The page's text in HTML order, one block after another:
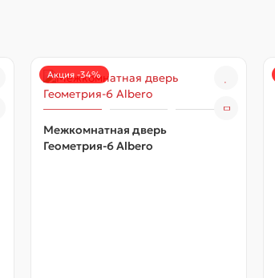
Акция -34%
Межкомнатная дверь
Геометрия-6 Albero